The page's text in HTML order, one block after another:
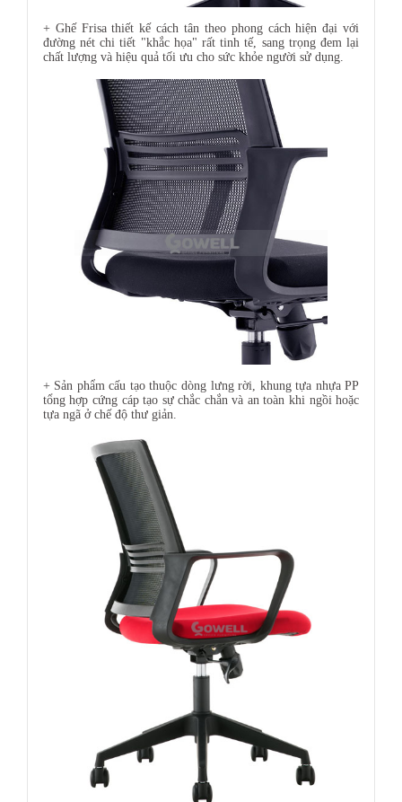
+ Ghế Frisa thiết kế cách tân theo phong cách hiện đại với
đường nét chi tiết "khắc họa" rất tinh tế, sang trọng đem lại
chất lượng và hiệu quả tối ưu cho sức khỏe người sử dụng.
+ Sản phẩm cấu tạo thuộc dòng lưng rời, khung tựa nhựa PP
tổng hợp cứng cáp tạo sự chắc chắn và an toàn khi ngồi hoặc
tựa ngã ở chế độ thư giản.